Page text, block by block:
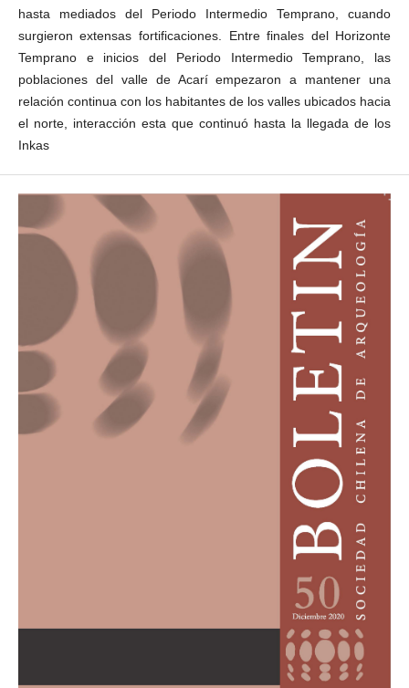
hasta mediados del Periodo Intermedio Temprano, cuando
surgieron extensas fortificaciones. Entre finales del Horizonte
Temprano e inicios del Periodo Intermedio Temprano, las
poblaciones del valle de Acarí empezaron a mantener una
relación continua con los habitantes de los valles ubicados hacia
el norte, interacción esta que continuó hasta la llegada de los
Inkas